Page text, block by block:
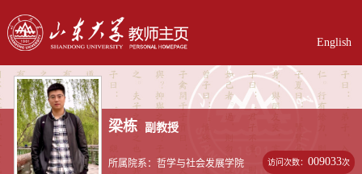
English
梁栋 副教授
所属院系：哲学与社会发展学院 访问次数：009033次